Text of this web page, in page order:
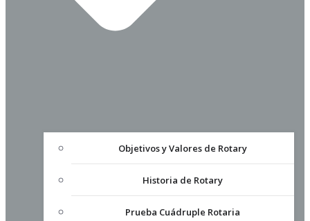
Objetivos y Valores de Rotary
Historia de Rotary
Prueba Cuádruple Rotaria